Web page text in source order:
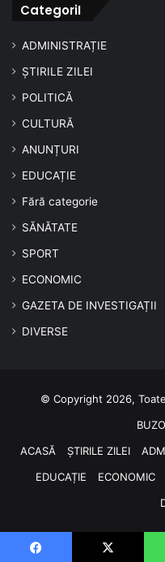
CategoriI
ADMINISTRAȚIE
ȘTIRILE ZILEI
POLITICĂ
CULTURĂ
ANUNȚURI
EDUCAȚIE
Fără categorie
SĂNĂTATE
SPORT
ECONOMIC
GAZETA DE INVESTIGAȚII
DIVERSE
© Copyright 2026,
ACASĂ
ȘTIRILE ZILEI
EDUCAȚIE
ECONOMIC